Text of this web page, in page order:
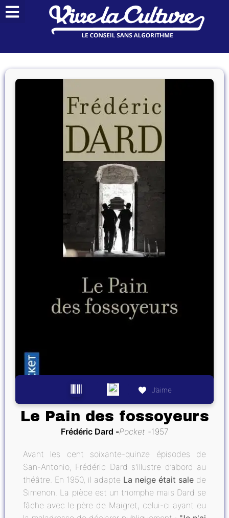
J’aime
Le Pain des fossoyeurs
Frédéric Dard Pocket 1957
Avant les cent soixante-quinze épisodes de
San-Antonio, Frédéric Dard s'illustre d’abord au
théâtre. En 1950, il adapte La neige était sale de
Simenon. La pièce est un triomphe mais Dard se
fâche avec le père de Maigret, celui-ci ayant eu